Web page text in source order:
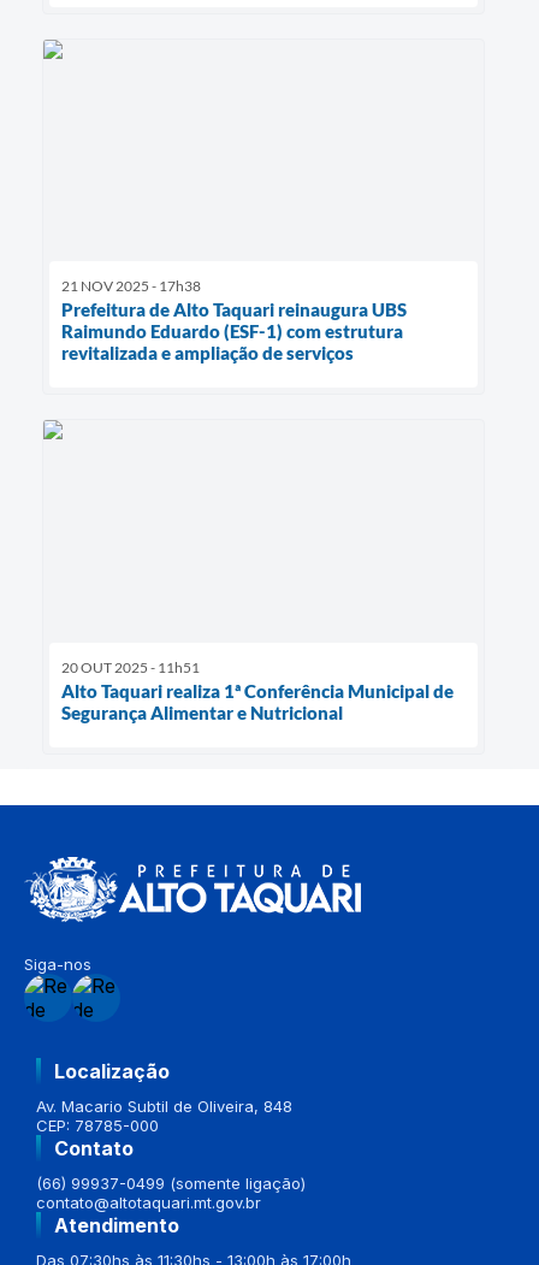
21 NOV 2025 - 17h38
Prefeitura de Alto Taquari reinaugura UBS
Raimundo Eduardo (ESF-1) com estrutura
revitalizada e ampliação de serviços
20 OUT 2025 - 11h51
Alto Taquari realiza 1ª Conferência Municipal de
Segurança Alimentar e Nutricional
Siga-nos
Localização
Av. Macario Subtil de Oliveira, 848
CEP: 78785-000
Contato
(66) 99937-0499 (somente ligação)
contato@altotaquari.mt.gov.br
Atendimento
Das 07:30hs às 11:30hs - 13:00h às 17:00h